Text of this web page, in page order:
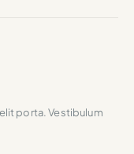
porta. Vestibulum